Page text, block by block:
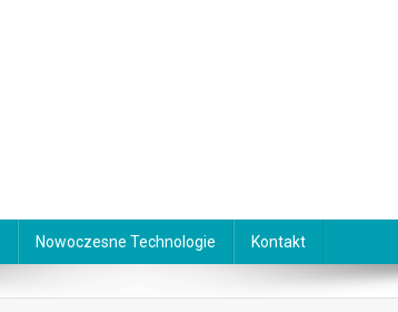
Nowoczesne Technologie Kontakt